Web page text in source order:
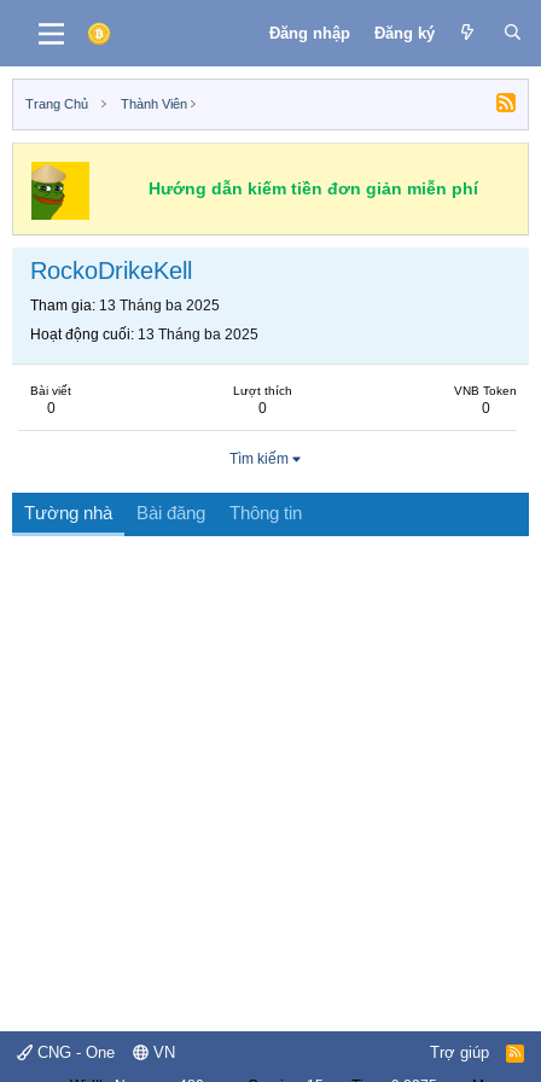
Đăng nhập Đăng ký
Trang Chủ Thành Viên
Hướng dẫn kiếm tiền đơn giản miễn phí
RockoDrikeKell
Tham gia 13 Tháng ba 2025
Hoạt động cuối 13 Tháng ba 2025
Bài viết
0
Lượt thích
0
VNB Token
0
Tìm kiếm
Tường nhà Bài đăng Thông tin
CNG - One VN Trợ giúp
R